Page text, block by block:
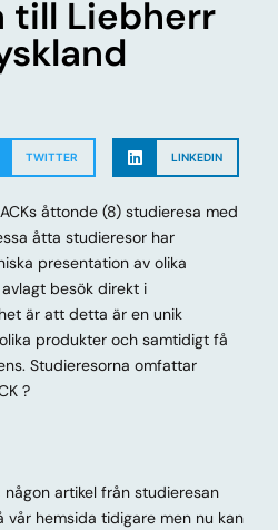
till Liebherr
TWITTER LINKEDIN
åttonde (8) studieresa med
åtta studieresor har
presentation av olika
besök direkt i
är att detta är en unik
produkter och samtidigt få
Studieresorna omfattar
?
artikel från studieresan
vår hemsida tidigare men nu kan